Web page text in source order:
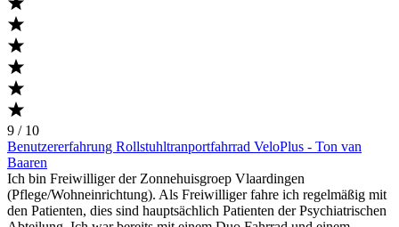
9 / 10
Benutzererfahrung Rollstuhltranportfahrrad VeloPlus - Ton van
Baaren
Ich bin Freiwilliger der Zonnehuisgroep Vlaardingen
(Pflege/Wohneinrichtung). Als Freiwilliger fahre ich regelmäßig mit
den Patienten, dies sind hauptsächlich Patienten der Psychiatrischen